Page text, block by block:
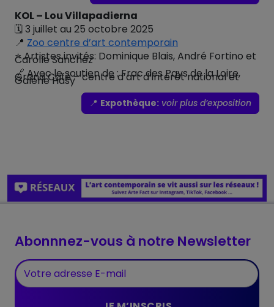
KOL – Lou Villapadierna
🗓️ 3 juillet au 25 octobre 2025
📍 Zoo centre d’art contemporain
⭐️ Artistes invités: Dominique Blais, André Fortino et
Carolle Sanchez
🔗 Avec le soutien de : Frac des Pays de la Loire,
Grand Café – centre d’art d’intérêt national et
Galerie Hasy
📍 Expothèque: voir plus d’exposition
Abonnnez-vous à notre Newsletter